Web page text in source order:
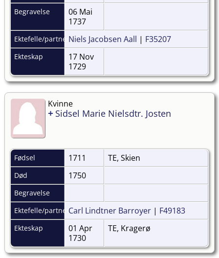
Begravelse
06 Mai
1737
Ektefelle/partnerNiels Jacobsen Aall | F35207
Ekteskap
17 Nov
1729
Kvinne
+ Sidsel Marie Nielsdtr. Josten
Fødsel 1711 TE, Skien
Død 1750
Begravelse
Ektefelle/partnerCarl Lindtner Barroyer | F49183
Ekteskap
01 Apr
1730
TE, Kragerø